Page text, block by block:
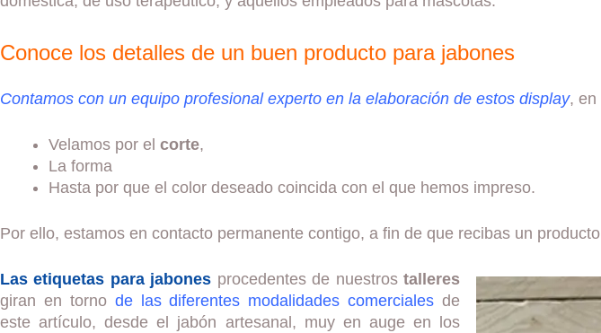
Conoce los detalles de un buen producto para jabones
Contamos con un equipo profesional experto en la elaboración de estos display, en
Velamos por el corte,
La forma
Hasta por que el color deseado coincida con el que hemos impreso.
Por ello, estamos en contacto permanente contigo, a fin de que recibas un
Las etiquetas para jabones procedentes de nuestrostalleres
giran en torno de las diferentes modalidades comerciales de
este artículo, desde el jabón artesanal, muy en auge en los